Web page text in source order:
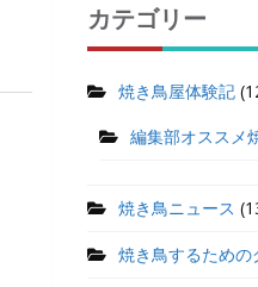
カテゴリー
焼き鳥屋体験記
編集部オススメ
焼き鳥ニュース
焼き鳥するための